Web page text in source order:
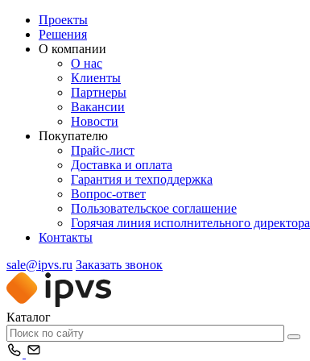
Проекты
Решения
О компании
О нас
Клиенты
Партнеры
Вакансии
Новости
Покупателю
Прайс-лист
Доставка и оплата
Гарантия и техподдержка
Вопрос-ответ
Пользовательское соглашение
Горячая линия исполнительного директора
Контакты
sale@ipvs.ru Заказать звонок
Каталог